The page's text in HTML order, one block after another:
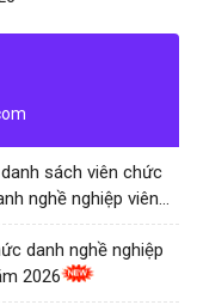
sách viên chức
nghề nghiệp viên
danh nghề nghiệp
2026